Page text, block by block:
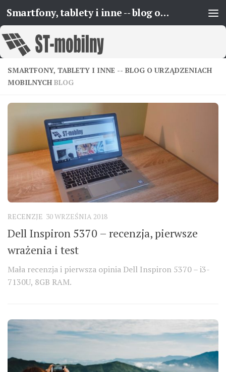
Skip to content Smartfony, tablety i inne -- blog o urządzeniach mobilnych
SMARTFONY, TABLETY I INNE -- BLOG O URZĄDZENIACH
MOBILNYCH BLOG
RECENZJE 30 WRZEŚNIA 2018
Dell Inspiron 5370 – recenzja, pierwsze
wrażenia i test
Mała recenzja i pierwsza opinia Dell Inspiron 5370 – i3-
7130U, 8GB RAM.